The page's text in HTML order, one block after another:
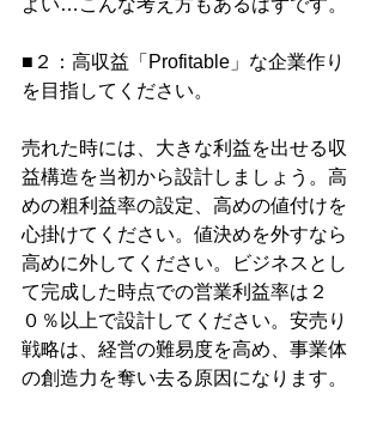
よい…こんな考え方もあるはずです。
■２：高収益「Profitable」な企業作り
を目指してください。
売れた時には、大きな利益を出せる収
益構造を当初から設計しましょう。高
めの粗利益率の設定、高めの値付けを
心掛けてください。値決めを外すなら
高めに外してください。ビジネスとし
て完成した時点での営業利益率は２
０％以上で設計してください。安売り
戦略は、経営の難易度を高め、事業体
の創造力を奪い去る原因になります。